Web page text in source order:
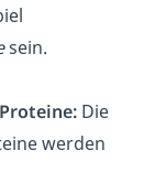
sein.
Die
werden